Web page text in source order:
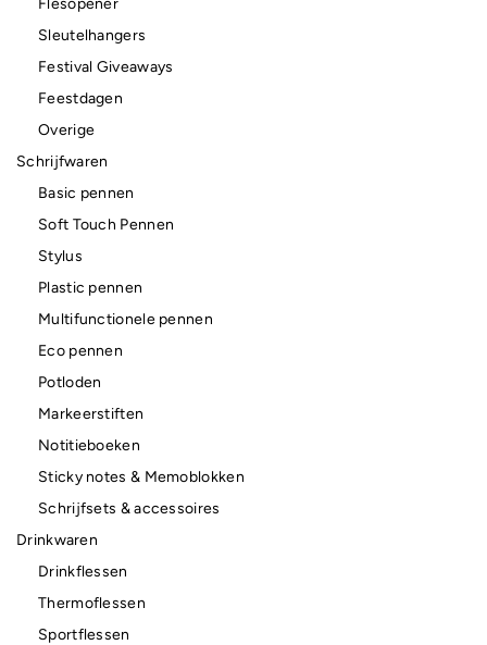
Sleutelhangers
Festival Giveaways
Feestdagen
Overige
Schrijfwaren
Basic pennen
Soft Touch Pennen
Stylus
Plastic pennen
Multifunctionele pennen
Eco pennen
Potloden
Markeerstiften
Notitieboeken
Sticky notes & Memoblokken
Schrijfsets & accessoires
Drinkwaren
Drinkflessen
Thermoflessen
Sportflessen